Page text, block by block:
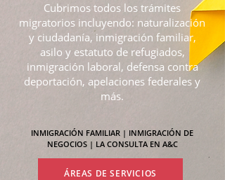
Cubrimos todos los trámites
migratorios incluyendo: naturalización
y ciudadanía, inmigración familiar,
asilo y estatuto de refugiados,
inmigración laboral, defensa contra
deportación, apelaciones federales y
más.
INMIGRACIÓN FAMILIAR | INMIGRACIÓN DE
NEGOCIOS| LA CONSULTA EN A&C
ÁREAS DE SERVICIOS